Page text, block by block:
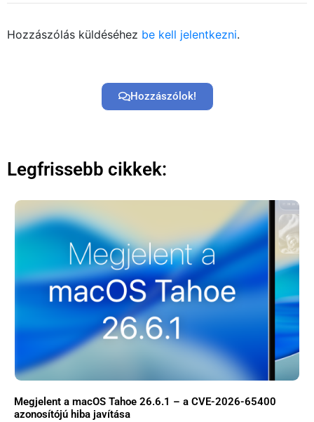
Hozzászólás küldéséhez be kell jelentkezni.
Hozzászólok!
Legfrissebb cikkek:
Megjelent a macOS Tahoe 26.6.1 – a CVE-2026-65400
azonosítójú hiba javítása